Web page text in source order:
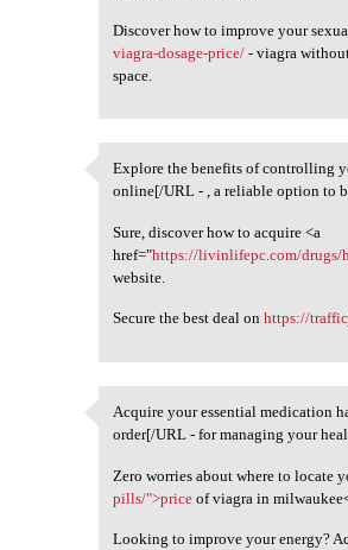
Discover how to improve your
viagra-dosage-price/ - viagra
space.
Explore the benefits of
Explore the benefits of controlling
online[/URL - , a reliable option to
Sure, discover how to acquire <a
href="https://livinlifepc.com/
website.
Secure the best deal onhttps://
Acquire your essential
Acquire your essential medication
order[/URL - for managing your
Zero worries about where to locate
pills/">price of viagra in
Looking to improve your energy?